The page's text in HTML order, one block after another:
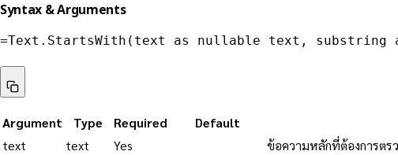
Syntax & Arguments
=Text.StartsWith(text as nullable text,
Argument Type Required Default
text
text Yes
ข้อความหลักที่ต้องการต